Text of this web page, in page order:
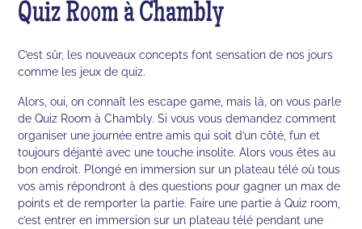
Quiz Room à Chambly
C’est sûr, les nouveaux concepts font sensation de nos jours
comme les jeux de quiz.
Alors, oui, on connaît les escape game, mais là, on vous parle
de Quiz Room à Chambly. Si vous vous demandez comment
organiser une journée entre amis qui soit d’un côté, fun et
toujours déjanté avec une touche insolite. Alors vous êtes au
bon endroit. Plongé en immersion sur un plateau télé où tous
vos amis répondront à des questions pour gagner un max de
points et de remporter la partie. Faire une partie à Quiz room,
c’est entrer en immersion sur un plateau télé pendant une